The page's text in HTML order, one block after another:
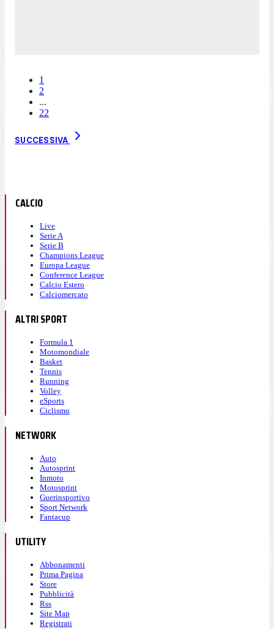
1
2
...
22
SUCCESSIVA
CALCIO
Live
Serie A
Serie B
Champions League
Europa League
Conference League
Calcio Estero
Calciomercato
ALTRI SPORT
Formula 1
Motomondiale
Basket
Tennis
Running
Volley
eSports
Ciclismo
NETWORK
Auto
Autosprint
Inmoto
Motosprint
Guerinsportivo
Sport Network
Fantacup
UTILITY
Abbonamenti
Prima Pagina
Store
Pubblicità
Rss
Site Map
Registrati